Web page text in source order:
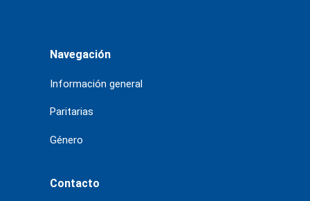
Navegación
Información general
Paritarias
Género
Contacto